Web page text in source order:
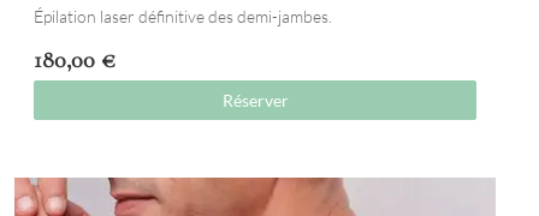
Épilation laser définitive des demi-jambes.
180,00 €
Réserver